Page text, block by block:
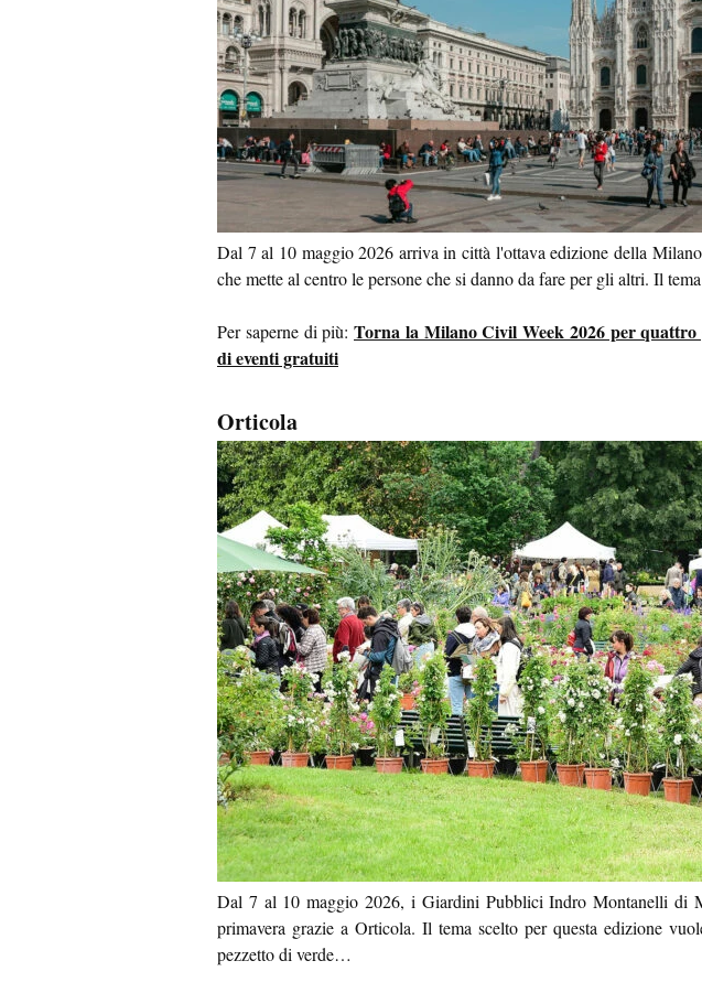
Dal 7 al 10 maggio 2026 arriva in città l'ottava edizione della
che mette al centro le persone che si danno da fare per gli altri. Il
Per saperne di più: Torna la Milano Civil Week 2026 per
di eventi gratuiti
Orticola
Dal 7 al 10 maggio 2026, i Giardini Pubblici Indro Montanelli di
primavera grazie a Orticola. Il tema scelto per questa edizione
pezzetto di verde…